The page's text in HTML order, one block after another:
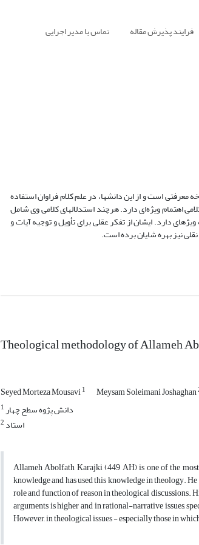
فرایند پذیرش مقاله تماس با مدیر اجرایی
علامه ابوالفتح کراجکی (م ۴۴۹ ق) از نام‎آوران علوم عقلی و نقلی در قرن پنجم هجری، و دارای تألیفات فراوانی در این دو شاخه معرفتی است و از این دانش‎ها، در علم کلام فراوان استفاده
کرده است. ایشان شاگرد بزرگانی چون شیخ مفید و سید مرتضی و شیخ طوسی است و به نقش و کارکرد عقل در مباحث کلامی اهتمام ویژه‌ای دارد. هرچند استدلال‎های کلامی وی شامل
عقلی محض، نقلی محض و تلفیقی است؛ لکن سهم براهین عقلی بیشتر بوده و در مباحث عقلی - نقلی به براهین عقلی توجه ویژه‎ای دارد. ایشان از تفکر عقلی برای تأویل و توجیه آیات و
Theological methodology of Allameh
Seyed Morteza Mousavi1 Meysam Soleimani Joshaghan
1دانش پژوه سطح چهار
2 استاد
Allameh Abolfath Karajki (449 AH) is one of the
knowledge and has used this knowledge in theology.
role and function of reason in theological discussions.
arguments is higher and in rational-narrative issues,
However, in theological issues - especially those in